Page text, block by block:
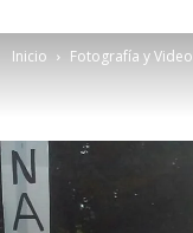
Inicio Fotografía y Video